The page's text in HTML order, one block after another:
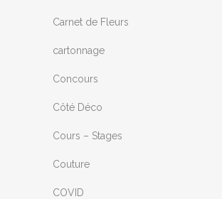
Carnet de Fleurs
cartonnage
Concours
Côté Déco
Cours – Stages
Couture
COVID